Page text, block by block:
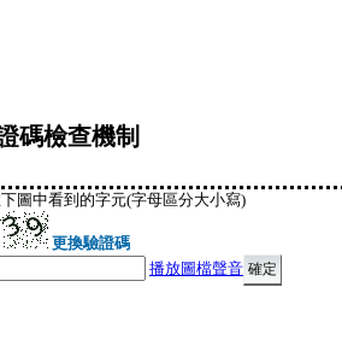
碼檢查機制
圖中看到的字元(字母區分大小寫)
更換驗證碼
播放圖檔聲音